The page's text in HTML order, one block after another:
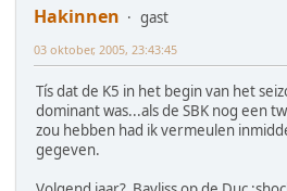
Hakinnen
gast
03 oktober, 2005, 23:43:45
Tís dat de K5 in het begin van het
dominant was...als de SBK nog een
zou hebben had ik vermeulen
gegeven.